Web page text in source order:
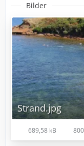
Bilder
Strand.jpg
689,58 kB